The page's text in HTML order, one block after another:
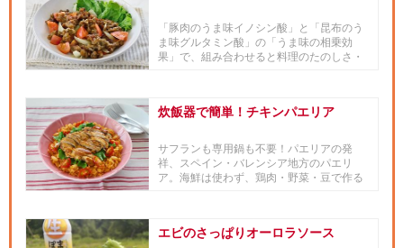
「豚肉のうま味イノシン酸」と「昆布のう
ま味グルタミン酸」の「うま味の相乗効
果」で、組み合わせると料理のたのしさ・
炊飯器で簡単！チキンパエリア
サフランも専用鍋も不要！パエリアの発
祥、スペイン・バレンシア地方のパエリ
ア。海鮮は使わず、鶏肉・野菜・豆で作る
エビのさっぱりオーロラソース